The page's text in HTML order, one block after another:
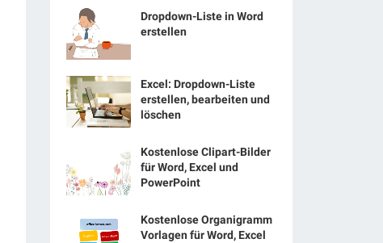
Dropdown-Liste in Word
erstellen
Excel: Dropdown-Liste
erstellen, bearbeiten und
löschen
Kostenlose Clipart-Bilder
für Word, Excel und
PowerPoint
Kostenlose Organigramm
Vorlagen für Word, Excel